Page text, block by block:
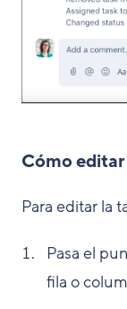
Cómo
Para editar la
Pasa el
fila o